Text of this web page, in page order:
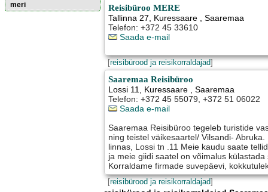
meri
Reisibüroo MERE
Tallinna 27, Kuressaare , Saaremaa
Telefon: +372 45 33610
Saada e-mail
[reisibürood ja reisikorraldajad]
Saaremaa Reisibüroo
Lossi 11, Kuressaare , Saaremaa
Telefon: +372 45 55079, +372 51 06022
Saada e-mail
Saaremaa Reisibüroo tegeleb turistide
ning teistel väikesaartel/ Vilsandi-
linnas, Lossi tn .11 Meie kaudu saate
ja meie giidi saatel on võimalus
Korraldame firmade suvepäevi,
[reisibürood ja reisikorraldajad]